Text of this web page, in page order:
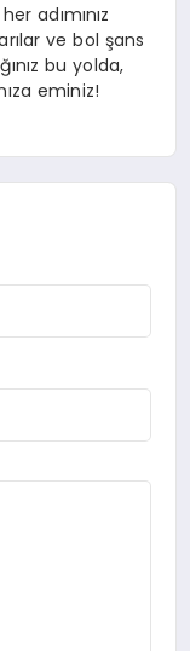
adımınız
ve bol şans
bu yolda,
eminiz!